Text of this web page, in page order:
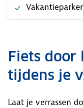
Fiets door
tijdens je
Laat je verrassen